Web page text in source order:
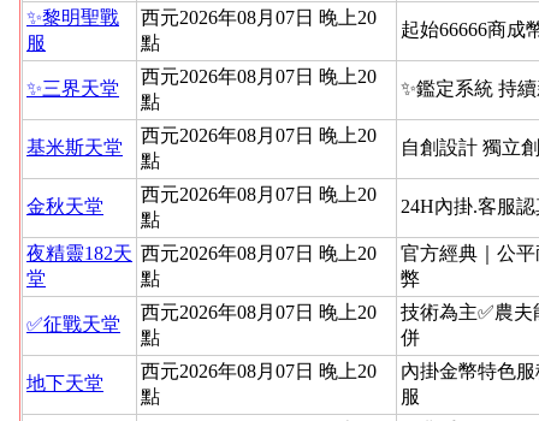
✨黎明聖戰
服
西元2026年08月07日 晚上20
點
起始66666商成
✨三界天堂
西元2026年08月07日 晚上20
點
✨鑑定系統 持
基米斯天堂
西元2026年08月07日 晚上20
點
自創設計 獨立
金秋天堂
西元2026年08月07日 晚上20
點
24H內掛.客服
夜精靈182天
堂
西元2026年08月07日 晚上20
點
官方經典｜公
弊
✅征戰天堂
西元2026年08月07日 晚上20
點
技術為主✅農夫
併
地下天堂
西元2026年08月07日 晚上20
點
內掛金幣特色
服